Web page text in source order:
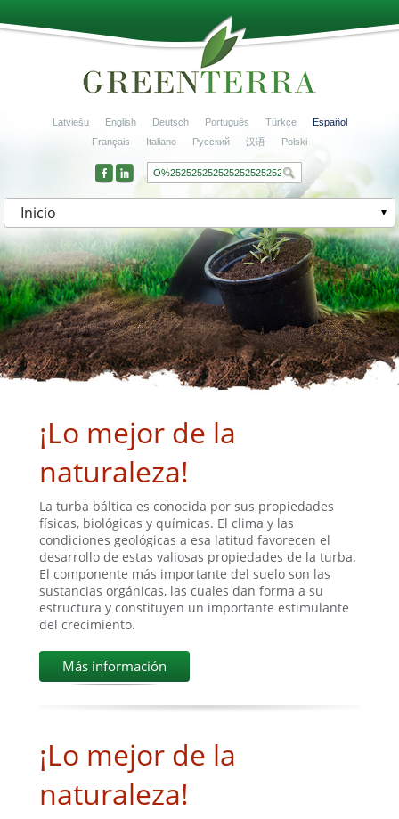
Latviešu English Deutsch Português Türkçe
Español
Français
Italiano Русский 汉语 Polski
Inicio
¡Lo mejor de la
naturaleza!
La turba báltica es conocida por sus propiedades
físicas, biológicas y químicas. El clima y las
condiciones geológicas a esa latitud favorecen el
desarrollo de estas valiosas propiedades de la turba.
El componente más importante del suelo son las
sustancias orgánicas, las cuales dan forma a su
estructura y constituyen un importante estimulante
del crecimiento.
Más información
¡Lo mejor de la
naturaleza!